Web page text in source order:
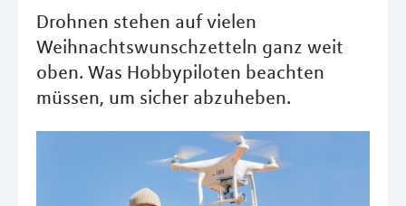
Drohnen stehen auf vielen
Weihnachtswunschzetteln ganz weit
oben. Was Hobbypiloten beachten
müssen, um sicher abzuheben.